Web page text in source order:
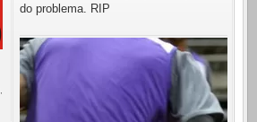
do problema. RIP